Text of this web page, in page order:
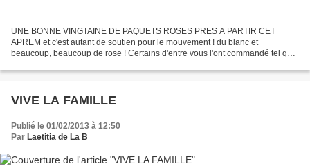
UNE BONNE VINGTAINE DE PAQUETS ROSES PRES A PARTIR CET
APREM et c'est autant de soutien pour le mouvement ! du blanc et
beaucoup, beaucoup de rose ! Certains d'entre vous l'ont commandé tel quel
VIVE LA FAMILLE
Publié le 01/02/2013 à 12:50
Par Laetitia de La B